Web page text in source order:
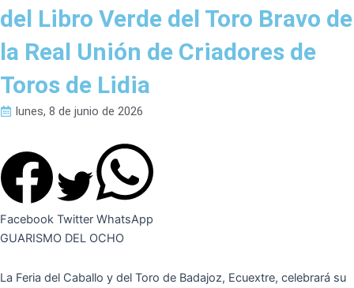
del Libro Verde del Toro Bravo de
la Real Unión de Criadores de
Toros de Lidia
lunes, 8 de junio de 2026
Facebook Twitter WhatsApp
GUARISMO DEL OCHO
La Feria del Caballo y del Toro de Badajoz, Ecuextre, celebrará su